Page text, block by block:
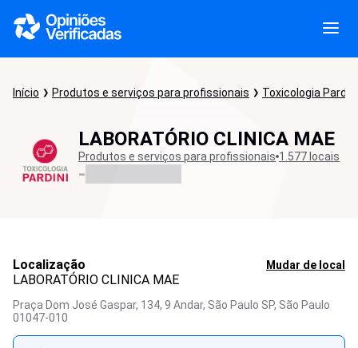
Início Produtos e serviços para profissionais Toxicologia Pardini
LABORATÓRIO CLINICA MAE
Produtos e serviços para profissionais 1.577 locais
-
Localização Mudar de local
LABORATÓRIO CLINICA MAE
Praça Dom José Gaspar, 134, 9 Andar, São Paulo SP, São Paulo
01047-010